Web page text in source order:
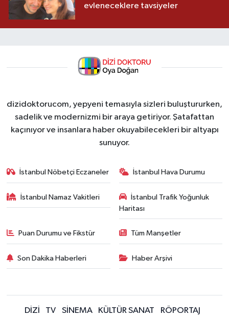
evleneceklere tavsiyeler
dizidoktorucom, yepyeni temasıyla sizleri buluştururken,
sadelik ve modernizmi bir araya getiriyor. Şatafattan
kaçınıyor ve insanlara haber okuyabilecekleri bir altyapı
sunuyor.
İstanbul Nöbetçi Eczaneler İstanbul Hava Durumu
İstanbul Namaz Vakitleri
İstanbul Trafik Yoğunluk
Haritası
Puan Durumu ve Fikstür Tüm Manşetler
Son Dakika Haberleri Haber Arşivi
DİZİ TV SİNEMA KÜLTÜR SANAT
RÖPORTAJ